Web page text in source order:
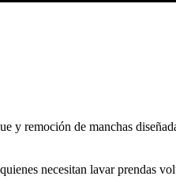
remoción de manchas
necesitan lavar prendas